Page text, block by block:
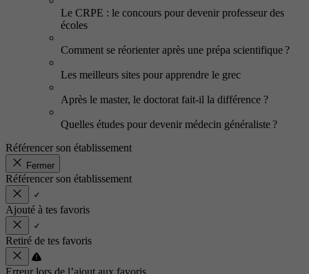
Le CRPE : le concours pour devenir professeur des
écoles
Comment se réorienter après une prépa scientifique ?
Les meilleurs sites pour apprendre le grec
Après le master, le doctorat fait-il la différence ?
Quelles études pour devenir médecin généraliste ?
Référencer son établissement
Fermer
Référencer son établissement
Ajouté à tes favoris
Retiré de tes favoris
Erreur lors de l’ajout aux favoris